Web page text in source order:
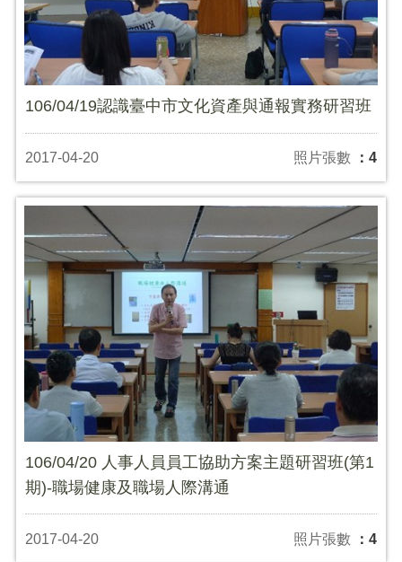
106/04/19認識臺中市文化資產與通報實務研習班
2017-04-20 照片張數 ：4
106/04/20 人事人員員工協助方案主題研習班(第1
期)-職場健康及職場人際溝通
2017-04-20 照片張數 ：4